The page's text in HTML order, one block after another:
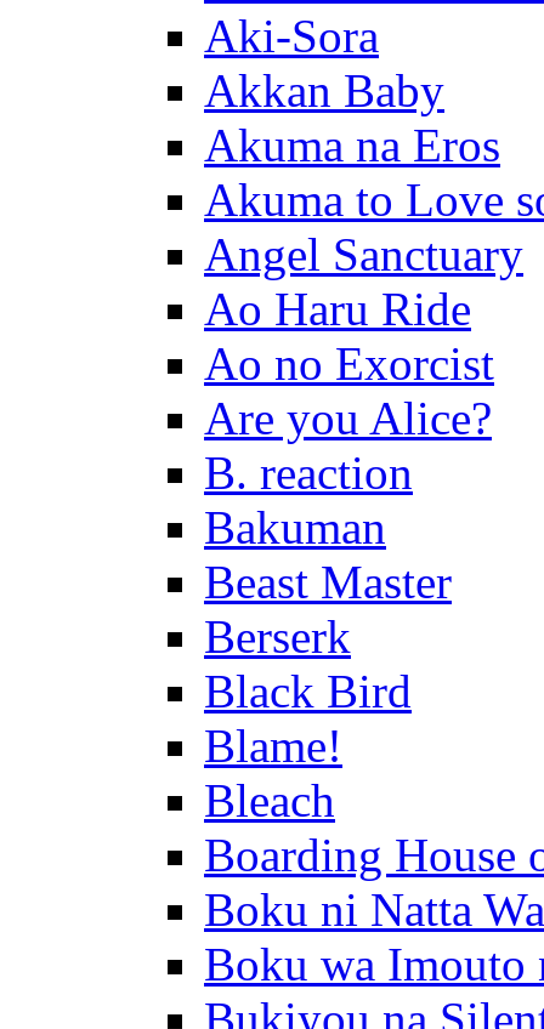
Aki-Sora
Akkan Baby
Akuma na Eros
Akuma to Love
Angel Sanctuary
Ao Haru Ride
Ao no Exorcist
Are you Alice?
B. reaction
Bakuman
Beast Master
Berserk
Black Bird
Blame!
Bleach
Boarding House
Boku ni Natta
Boku wa
Bukiyou na